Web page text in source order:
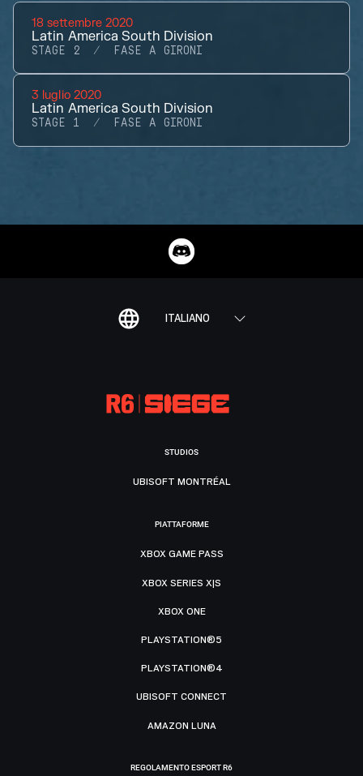
18 settembre 2020
Latin America South Division
STAGE 2 FASE A GIRONI
3 luglio 2020
Latin America South Division
STAGE 1 FASE A GIRONI
ITALIANO
STUDIOS
UBISOFT MONTRÉAL
PIATTAFORME
XBOX GAME PASS
XBOX SERIES X|S
XBOX ONE
PLAYSTATION®5
PLAYSTATION®4
UBISOFT CONNECT
AMAZON LUNA
REGOLAMENTO ESPORT R6